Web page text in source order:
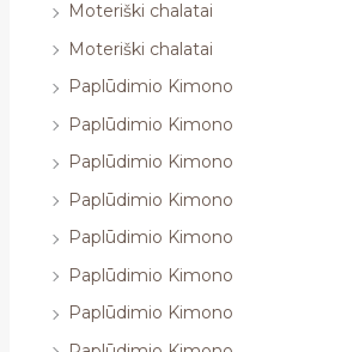
Moteriški chalatai
Moteriški chalatai
Paplūdimio Kimono
Paplūdimio Kimono
Paplūdimio Kimono
Paplūdimio Kimono
Paplūdimio Kimono
Paplūdimio Kimono
Paplūdimio Kimono